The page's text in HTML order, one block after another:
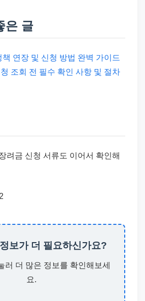
은 글
연장 및 신청 방법 완벽 가이드
조회 전 필수 확인 사항 및 절차
려금 신청 서류도 이어서 확인해
보가 더 필요하신가요?
러 더 많은 정보를 확인해보세
요.